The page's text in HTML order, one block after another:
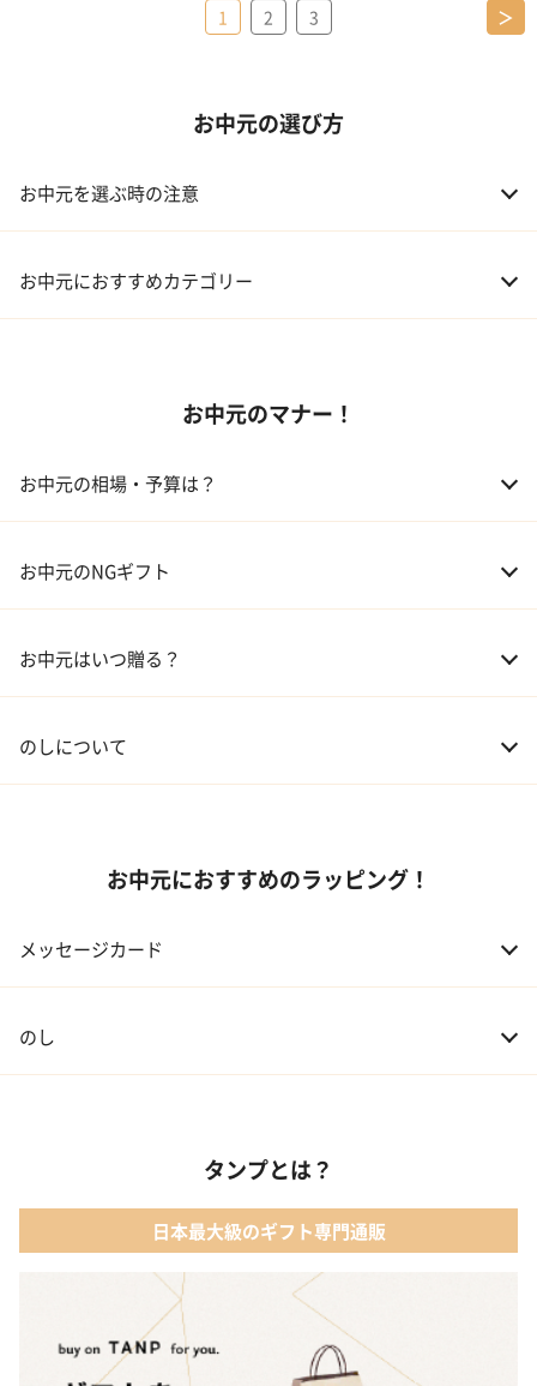
1 2 3 ＞
お中元の選び方
お中元を選ぶ時の注意
お中元におすすめカテゴリー
03 ギフトカタログ
お中元のマナー！
お中元の相場・予算は？
02 兄弟、姉妹 3,000～5,000円
04 会社の上司 5,000円程度
お中元のNGギフト
お中元はいつ贈る？
のしについて
お中元におすすめのラッピング！
メッセージカード
のし
タンプとは？
日本最大級のギフト専門通販